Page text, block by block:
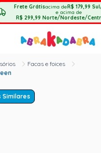
Frete Grátisacima deR$ 179,99
e acima de
R$ 299,99 Norte/Nordeste/
Facas e foices
Similares